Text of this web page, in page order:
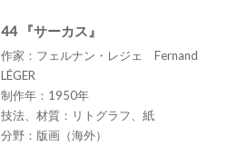
44 『サーカス』
作家：フェルナン・レジェ Fernand
LÉGER
制作年：1950年
技法、材質：リトグラフ、紙
分野：版画（海外）